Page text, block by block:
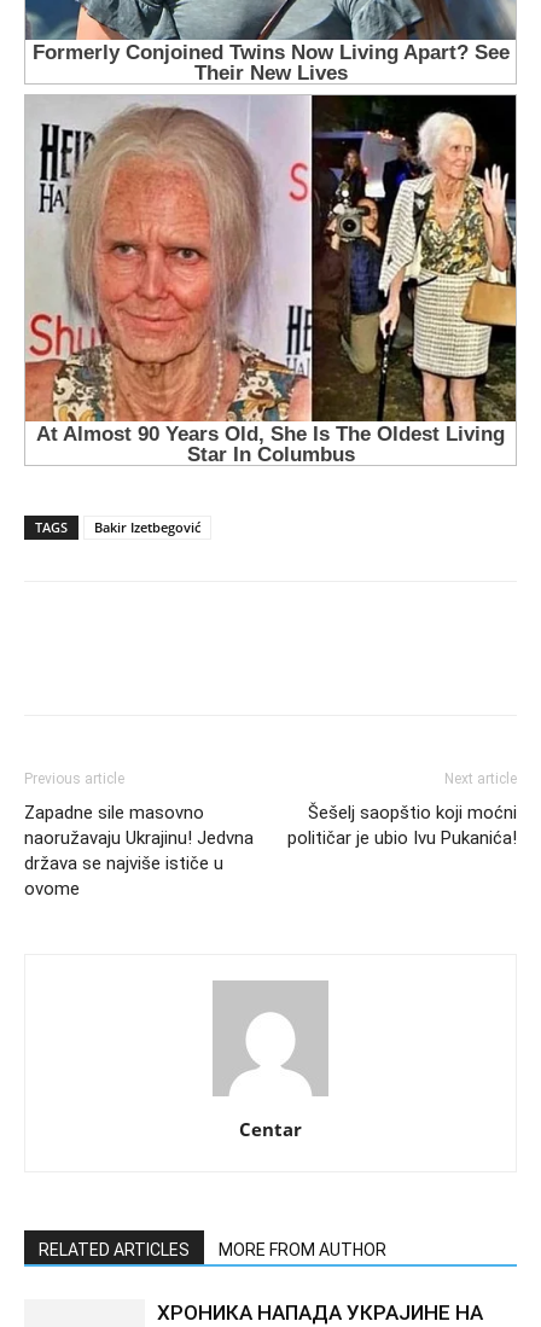
TAGS Bakir Izetbegović
Previous article
Zapadne sile masovno
naoružavaju Ukrajinu! Jedvna
država se najviše ističe u
ovome
Next article
Šešelj saopštio koji moćni
političar je ubio Ivu Pukanića!
Centar
RELATED ARTICLES MORE FROM AUTHOR
ХРОНИКА НАПАДА УКРАЈИНЕ НА